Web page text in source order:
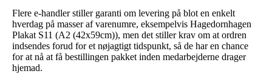
Flere e-handler stiller garanti om levering på blot en enkelt
hverdag på masser af varenumre, eksempelvis Hagedornhagen
Plakat S11 (A2 (42x59cm)), men det stiller krav om at ordren
indsendes forud for et nøjagtigt tidspunkt, så de har en chance
for at nå at få bestillingen pakket inden medarbejderne drager
hjemad.